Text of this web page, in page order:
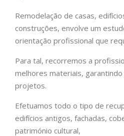
Remodelação de casas,
construções, envolve um
orientação profissional que
Para tal, recorremos a
melhores materiais,
projetos.
Efetuamos todo o tipo de
edifícios antigos, fachadas,
património cultural,